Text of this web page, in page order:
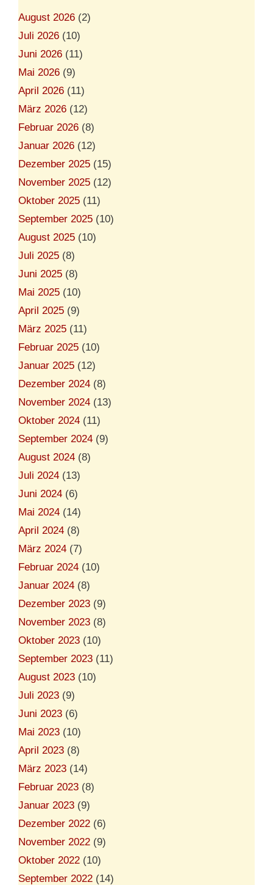
August 2026 (2)
Juli 2026 (10)
Juni 2026 (11)
Mai 2026 (9)
April 2026 (11)
März 2026 (12)
Februar 2026 (8)
Januar 2026 (12)
Dezember 2025 (15)
November 2025 (12)
Oktober 2025 (11)
September 2025 (10)
August 2025 (10)
Juli 2025 (8)
Juni 2025 (8)
Mai 2025 (10)
April 2025 (9)
März 2025 (11)
Februar 2025 (10)
Januar 2025 (12)
Dezember 2024 (8)
November 2024 (13)
Oktober 2024 (11)
September 2024 (9)
August 2024 (8)
Juli 2024 (13)
Juni 2024 (6)
Mai 2024 (14)
April 2024 (8)
März 2024 (7)
Februar 2024 (10)
Januar 2024 (8)
Dezember 2023 (9)
November 2023 (8)
Oktober 2023 (10)
September 2023 (11)
August 2023 (10)
Juli 2023 (9)
Juni 2023 (6)
Mai 2023 (10)
April 2023 (8)
März 2023 (14)
Februar 2023 (8)
Januar 2023 (9)
Dezember 2022 (6)
November 2022 (9)
Oktober 2022 (10)
September 2022 (14)